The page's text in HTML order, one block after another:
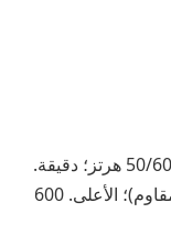
الطاقة: الإدخال 120 فولت تيار متردد، 50/60 هرتز؛ دقيقة.
3 واط؛ الأعلى. 1800 واط / 15 أمبير (مقاوم)؛ الأعلى. 600